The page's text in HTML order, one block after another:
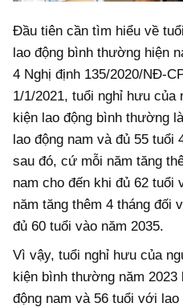
Đầu tiên cần tìm hiểu về
lao động bình thường hiện
4 Nghị định 135/2020/NĐ-
1/1/2021, tuổi nghỉ hưu của
kiện lao động bình thường
lao động nam và đủ 55
sau đó, cứ mỗi năm tăng
nam cho đến khi đủ 62 tuổi
năm tăng thêm 4 tháng đối
đủ 60 tuổi vào năm 2035.
Vì vậy, tuổi nghỉ hưu của
kiện bình thường năm
động nam và 56 tuổi với